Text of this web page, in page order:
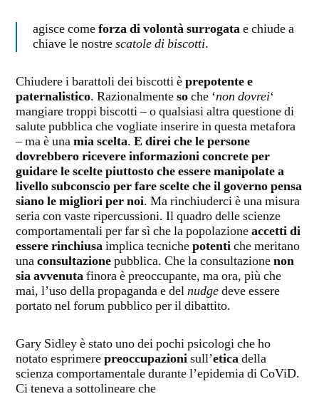
agisce comeforza di volontà surrogatae chiude a
chiave le nostrescatole di biscotti.
Chiudere i barattoli dei biscotti èprepotente e
paternalistico. Razionalmentesoche ‘non dovrei‘
mangiare troppi biscotti – o qualsiasi altra questione di
salute pubblica che vogliate inserire in questa metafora
– ma è unamia scelta. E direi che le persone
dovrebbero ricevere informazioni concrete per
guidare le scelte piuttosto che essere manipolate a
livello subconscio per fare scelte che il governo pensa
siano le migliori per noi. Ma rinchiuderci è una misura
seria con vaste ripercussioni. Il quadro delle scienze
comportamentali per far sì che la popolazioneaccetti di
essere rinchiusaimplica tecnichepotentiche meritano
unaconsultazionepubblica. Che la consultazionenon
sia avvenutafinora è preoccupante, ma ora, più che
mai, l’uso della propaganda e delnudgedeve essere
portato nel forum pubblico per il dibattito.
Gary Sidley è stato uno dei pochi psicologi che ho
notato esprimerepreoccupazionisull’eticadella
scienza comportamentale durante l’epidemia di CoViD.
Ci teneva a sottolineare che